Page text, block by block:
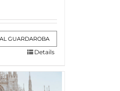
GUARDAROBA
Details